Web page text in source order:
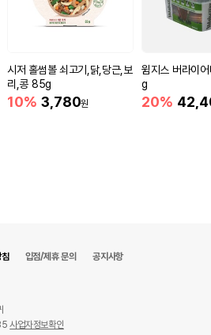
시저 홀썸볼 쇠고기,닭,당근,보
리,콩 85g
10% 3,780원
윔지스 버라이
g
20%
입점/제휴 문의 공지사항
사업자정보확인